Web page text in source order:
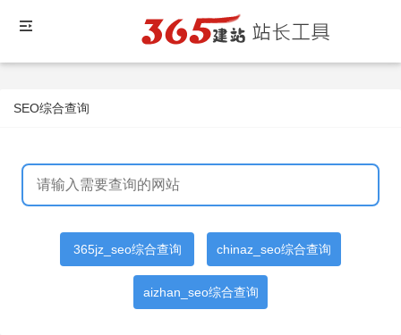
SEO综合查询
365jz_seo综合查询 chinaz_seo综合查询
aizhan_seo综合查询